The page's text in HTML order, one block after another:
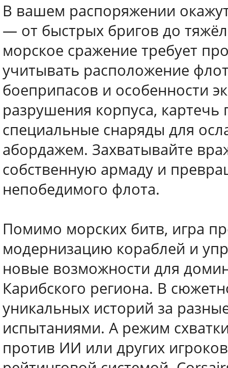
В вашем распоряжении
— от быстрых бригов до
морское сражение требует
учитывать расположение
боеприпасов и особенности
разрушения корпуса,
специальные снаряды для
абордажем. Захватывайте
собственную армаду и
непобедимого флота.
Помимо морских битв, игра
модернизацию кораблей и
новые возможности для
Карибского региона. В
уникальных историй за
испытаниями. А режим
против ИИ или других